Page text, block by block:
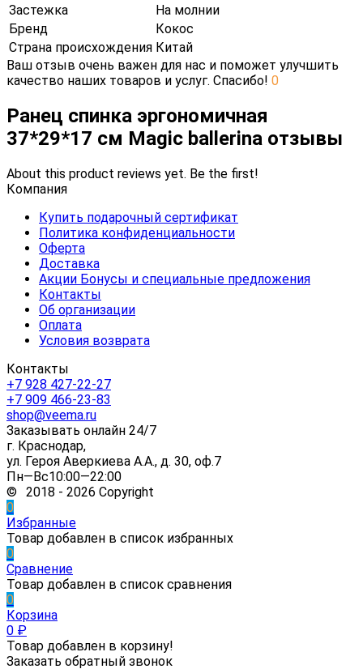
Застежка
На молнии
Бренд
Кокос
Страна происхождения Китай
Ваш отзыв очень важен для нас и поможет улучшить
качество наших товаров и услуг. Спасибо! 0
Ранец спинка эргономичная
37*29*17 см Magic ballerina отзывы
About this product reviews yet. Be the first!
Компания
Купить подарочный сертификат
Политика конфиденциальности
Оферта
Доставка
Акции Бонусы и специальные предложения
Контакты
Об организации
Оплата
Условия возврата
Контакты
+7 928 427-22-27
+7 909 466-23-83
shop@veema.ru
Заказывать онлайн 24/7
г. Краснодар,
ул. Героя Аверкиева А.А., д. 30, оф.7
Пн—Вс10:00—22:00
© 2018 - 2026 Copyright
0
Избранные
Товар добавлен в список избранных
0
Сравнение
Товар добавлен в список сравнения
0
Корзина
0 ₽
Товар добавлен в корзину!
Заказать обратный звонок